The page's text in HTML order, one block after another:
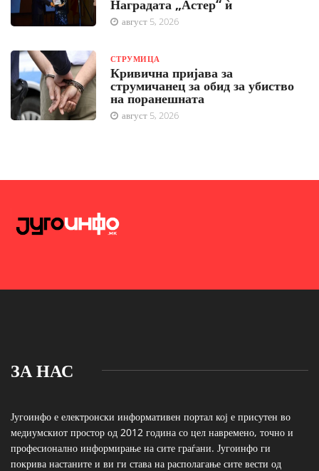
Наградата „Астер“ ѝ
август 5, 2026
СТРУМИЦА
Кривична пријава за
струмичанец за обид за убиство
на поранешната
август 5, 2026
ЗА НАС
Југоинфо е електронски информативен портал кој е присутен во
медиумскиот простор од 2012 година со цел навремено, точно и
професионално информирање на сите граѓани. Југоинфо ги
покрива настаните и ви ги става на располагање сите вести од